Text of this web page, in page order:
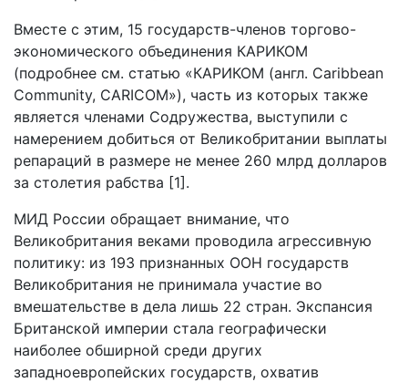
Вместе с этим, 15 государств-членов торгово-
экономического объединения КАРИКОМ
(подробнее см. статью «КАРИКОМ (англ. Caribbean
Community, CARICOM»), часть из которых также
является членами Содружества, выступили с
намерением добиться от Великобритании выплаты
репараций в размере не менее 260 млрд долларов
за столетия рабства [1].
МИД России обращает внимание, что
Великобритания веками проводила агрессивную
политику: из 193 признанных ООН государств
Великобритания не принимала участие во
вмешательстве в дела лишь 22 стран. Экспансия
Британской империи стала географически
наиболее обширной среди других
западноевропейских государств, охватив